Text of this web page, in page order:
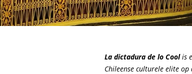
La dictadura de lo Coolis
Chileense culturele elite